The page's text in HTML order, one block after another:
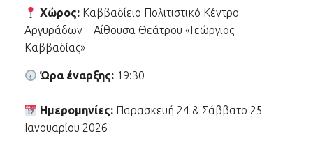
Χώρος: Καββαδίειο Πολιτιστικό Κέντρο
Αργυράδων – Αίθουσα Θεάτρου «Γεώργιος
Καββαδίας»
Ώρα έναρξης: 19:30
Ημερομηνίες: Παρασκευή 24 & Σάββατο 25
Ιανουαρίου 2026